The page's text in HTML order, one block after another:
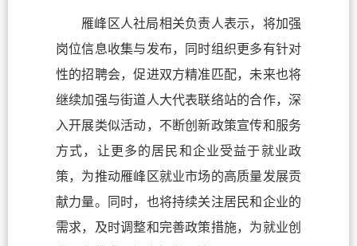
雁峰区人社局相关负责人表示，将加强
岗位信息收集与发布，同时组织更多有针对
性的招聘会，促进双方精准匹配，未来也将
继续加强与街道人大代表联络站的合作，深
入开展类似活动，不断创新政策宣传和服务
方式，让更多的居民和企业受益于就业政
策，为推动雁峰区就业市场的高质量发展贡
献力量。同时，也将持续关注居民和企业的
需求，及时调整和完善政策措施，为就业创